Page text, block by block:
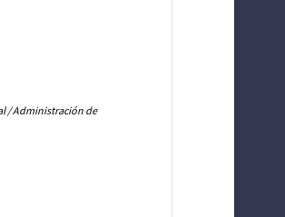
/ Administración de